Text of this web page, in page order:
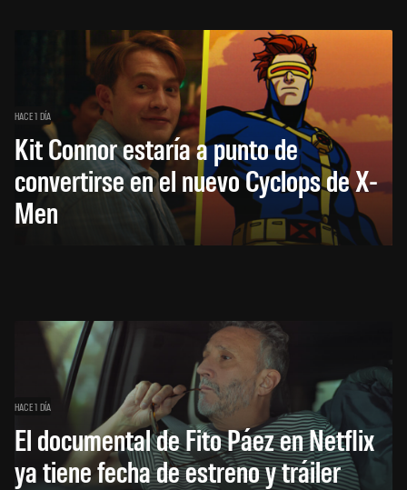
HACE 1 DÍA
Kit Connor estaría a punto de
convertirse en el nuevo Cyclops de X-
Men
HACE 1 DÍA
El documental de Fito Páez en Netflix
ya tiene fecha de estreno y tráiler